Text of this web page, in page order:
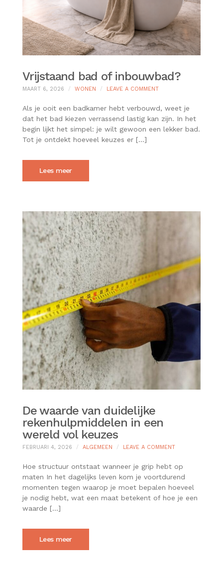
Vrijstaand bad of inbouwbad?
MAART 6, 2026 WONEN LEAVE A COMMENTON
BAD
OF
INBOUWBAD?
Als je ooit een badkamer hebt verbouwd, weet je
dat het bad kiezen verrassend lastig kan zijn. In het
begin lijkt het simpel: je wilt gewoon een lekker bad.
Tot je ontdekt hoeveel keuzes er […]
Lees meer
De waarde van duidelijke
rekenhulpmiddelen in een
wereld vol keuzes
FEBRUARI 4, 2026 ALGEMEEN LEAVE A COMMENTON
VAN
DUIDELIJKE
IN
Hoe structuur ontstaat wanneer je grip hebt op
maten In het dagelijks leven kom je voortdurend
momenten tegen waarop je moet bepalen hoeveel
je nodig hebt, wat een maat betekent of hoe je een
waarde […]
Lees meer